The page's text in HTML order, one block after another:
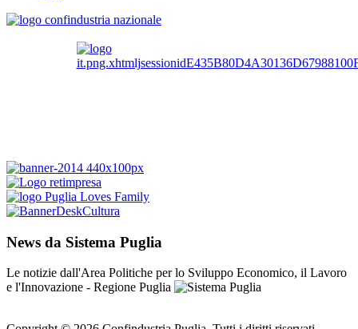
News da Sistema Puglia
Le notizie dall'Area Politiche per lo Sviluppo Economico, il Lavoro
e l'Innovazione - Regione Puglia